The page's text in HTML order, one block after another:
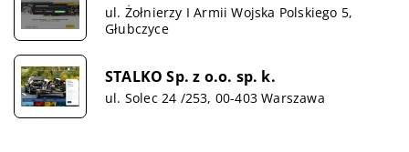
ul. Żołnierzy I Armii Wojska Polskiego 5,
Głubczyce
STALKO Sp. z o.o. sp. k.
ul. Solec 24 /253, 00-403 Warszawa